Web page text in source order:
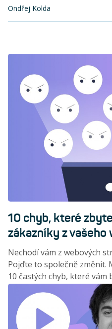
Ondřej Kolda
10 chyb, které
zákazníky z vašeho
Nechodí vám z webových
Pojďte to společně změnit.
10 častých chyb, které
vašim zákazníkům
nemuseli odcházet ke